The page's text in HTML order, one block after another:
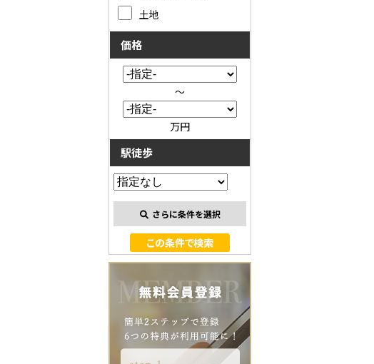
土地
価格
～
万円
駅徒歩
さらに条件を選択